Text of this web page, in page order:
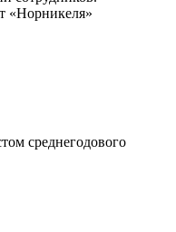
«Норникеля»
среднегодового